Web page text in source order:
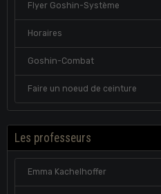
Flyer Goshin-Système
Horaires
Goshin-Combat
Faire un noeud de ceinture
Les professeurs
Emma Kachelhoffer